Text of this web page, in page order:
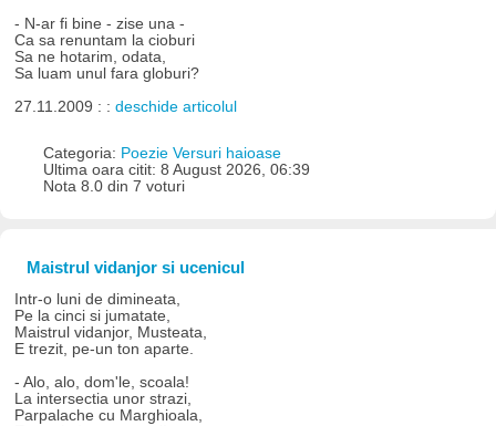
- N-ar fi bine - zise una -
Ca sa renuntam la cioburi
Sa ne hotarim, odata,
Sa luam unul fara globuri?
27.11.2009 : :deschide articolul
Categoria: Poezie Versuri haioase
Ultima oara citit: 8 August 2026, 06:39
Nota 8.0 din 7 voturi
Maistrul vidanjor si ucenicul
Intr-o luni de dimineata,
Pe la cinci si jumatate,
Maistrul vidanjor, Musteata,
E trezit, pe-un ton aparte.
- Alo, alo, dom'le, scoala!
La intersectia unor strazi,
Parpalache cu Marghioala,